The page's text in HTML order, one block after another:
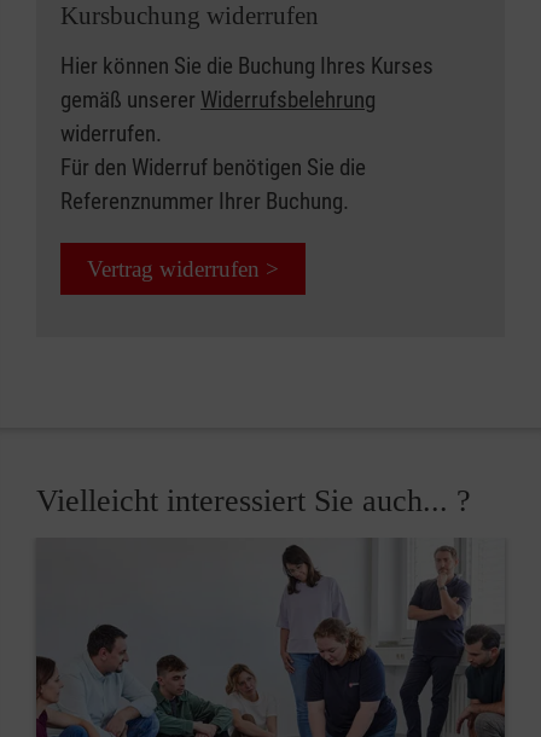
Kursbuchung widerrufen
Hier können Sie die Buchung Ihres Kurses
gemäß unserer Widerrufsbelehrung
widerrufen.
Für den Widerruf benötigen Sie die
Referenznummer Ihrer Buchung.
Vertrag widerrufen >
Vielleicht interessiert Sie auch... ?